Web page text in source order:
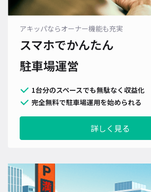
アキッパならオーナー機能も充実
スマホでかんたん
駐車場運営
1台分のスペースでも無駄なく収益化
完全無料で駐車場運用を始められる
詳しく見る